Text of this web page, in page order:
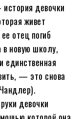
девочки
живет
отец погиб
в новую школу,
единственная
— это снова
девочки